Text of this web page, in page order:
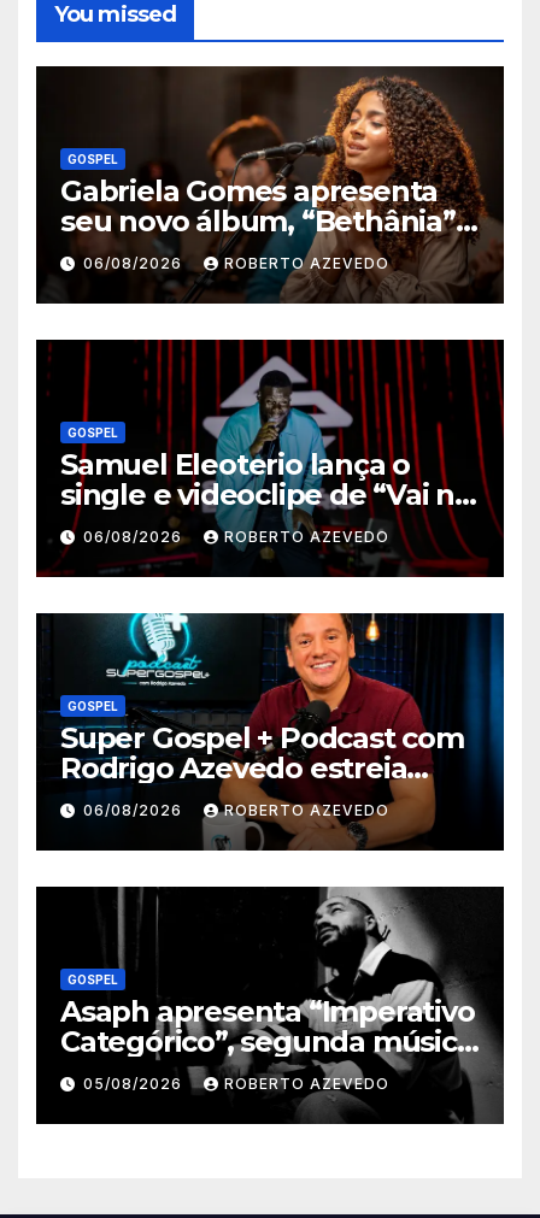
You missed
GOSPEL
Gabriela Gomes apresenta
seu novo álbum, “Bethânia”,
e o clipe de “Manso e
Humilde”, com a participação
de Jessé Perão
06/08/2026 ROBERTO AZEVEDO
GOSPEL
Samuel Eleoterio lança o
single e videoclipe de “Vai na
Marcha”
06/08/2026 ROBERTO AZEVEDO
GOSPEL
Super Gospel + Podcast com
Rodrigo Azevedo estreia
nova temporada e reúne
grandes nomes da música
gospel brasileira
06/08/2026 ROBERTO AZEVEDO
GOSPEL
Asaph apresenta “Imperativo
Categórico”, segunda música
de trabalho de seu novo
álbum pela Onimusic
05/08/2026 ROBERTO AZEVEDO